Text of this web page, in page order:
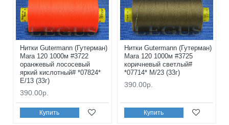
Нитки Gutermann (Гутерман)
Mara 120 1000м #3722
оранжевый лососевый
яркий кислотный# *07824*
E/13 (33г)
390.00р.
Купить
Нитки Gutermann (Гутерман)
Mara 120 1000м #3725
коричневый светлый#
*07714* M/23 (33г)
390.00р.
Купить